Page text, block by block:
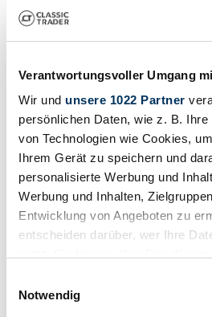
Verantwortungsvoller Umgang
Wir und unsere 1022 Partner
persönlichen Daten, wie z. B.
von Technologien wie Cookies,
Ihrem Gerät zu speichern und
personalisierte Werbung und
Werbung und Inhalten,
Entwicklung von Angeboten zu
entscheiden darüber, wer Ihre
Trigger Symbol ändern oder
Notwendig
Händler